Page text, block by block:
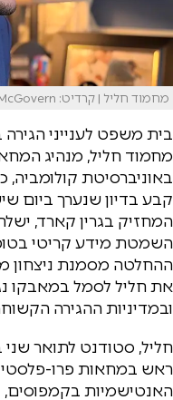
מחמוד חליל | קרדיט: Office of Representative Jim McGovern
בית משפט לענייני הגירה
מחמוד חליל, מנהיג
באוניברסיטת קולומביה,
קבע בדיון שנערך ביום
המחזיק בגרין קארד,
השמטת מידע קריטי
ההחלטה מסמנת
את חליל לסמל במאבקו
ובמדיניות ההגירה
חליל, סטודנט לתואר שני
ראש במחאות פרו-